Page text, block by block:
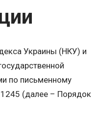
Украины (НКУ) и
по письменному
(далее – Порядок